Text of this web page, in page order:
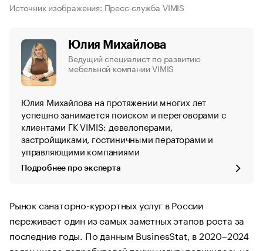
Источник изображения: Пресс-служба VIMIS
Юлия Михайлова
Ведущий специалист по развитию
мебельной компании VIMIS
Юлия Михайлова на протяжении многих лет
успешно занимается поиском и переговорами с
клиентами ГК VIMIS: девелоперами,
застройщиками, гостиничными ператорами и
управляющими компаниями
Подробнее про эксперта
Рынок санаторно-курортных услуг в России
переживает один из самых заметных этапов роста за
последние годы. По данным BusinesStat, в 2020–2024